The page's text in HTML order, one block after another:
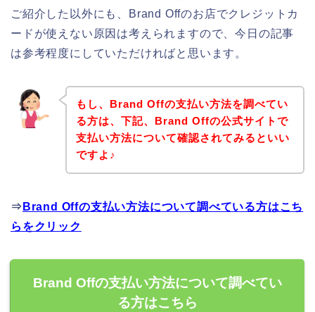
ご紹介した以外にも、Brand Offのお店でクレジットカ
ードが使えない原因は考えられますので、今日の記事
は参考程度にしていただければと思います。
もし、Brand Offの支払い方法を調べてい
る方は、下記、Brand Offの公式サイトで
支払い方法について確認されてみるといい
ですよ♪
⇒ Brand Offの支払い方法について調べている方はこち
らをクリック
Brand Offの支払い方法について調べてい
る方はこちら